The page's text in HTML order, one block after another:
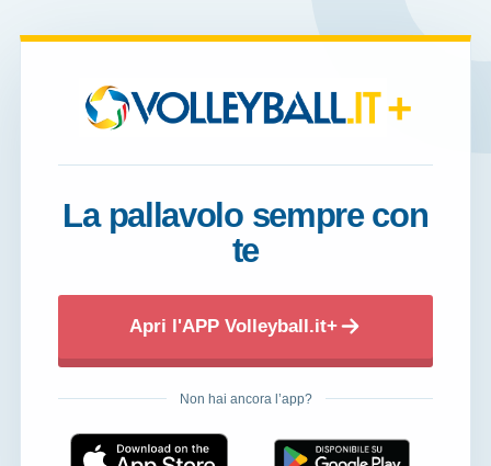
+
La pallavolo sempre con
te
Apri l'APP Volleyball.it+
Non hai ancora l’app?